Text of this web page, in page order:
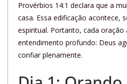
Provérbios 14:1 declara que a
casa. Essa edificação acontece,
espiritual. Portanto, cada oração
entendimento profundo: Deus
confiar plenamente.